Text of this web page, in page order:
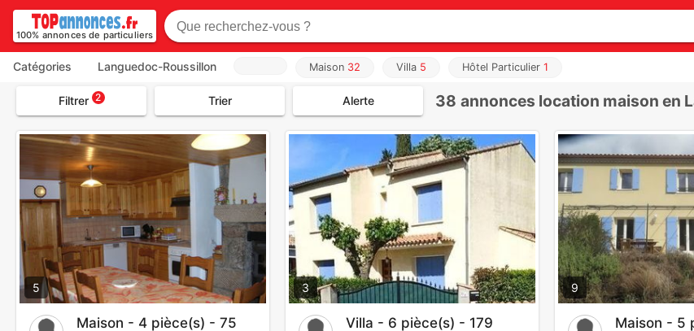
100% annonces de particuliers
Catégories Languedoc-Roussillon Maison 32 Villa 5 Hôtel Particulier 1
Filtrer 2 Trier Alerte 38 annonces location maison en
5
Maison - 4 pièce(s) - 75
3
Villa - 6 pièce(s) - 179
9
Maison - 5